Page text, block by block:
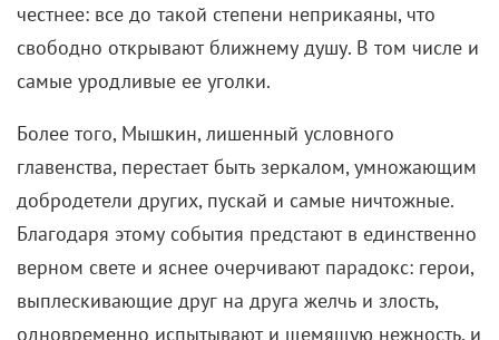
честнее: все до такой степени неприкаяны, что
свободно открывают ближнему душу. В том числе и
самые уродливые ее уголки.
Более того, Мышкин, лишенный условного
главенства, перестает быть зеркалом, умножающим
добродетели других, пускай и самые ничтожные.
Благодаря этому события предстают в единственно
верном свете и яснее очерчивают парадокс: герои,
выплескивающие друг на друга желчь и злость,
одновременно испытывают и щемящую нежность, и